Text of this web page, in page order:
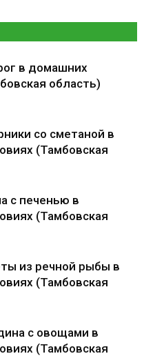
в домашних
область)
со сметаной в
(Тамбовская
с печенью в
(Тамбовская
из речной рыбы в
(Тамбовская
с овощами в
(Тамбовская